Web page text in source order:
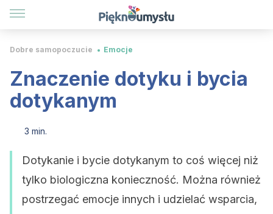
Dobre samopoczucie Emocje
Znaczenie dotyku i bycia
dotykanym
3 min.
Dotykanie i bycie dotykanym to coś więcej niż
tylko biologiczna konieczność. Można również
postrzegać emocje innych i udzielać wsparcia,